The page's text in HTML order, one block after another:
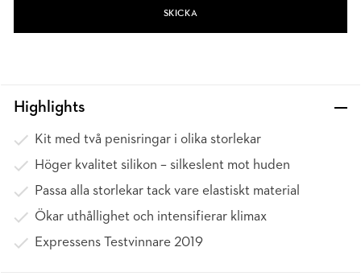
SKICKA
Highlights
Kit med två penisringar i olika storlekar
Höger kvalitet silikon – silkeslent mot huden
Passa alla storlekar tack vare elastiskt material
Ökar uthållighet och intensifierar klimax
Expressens Testvinnare 2019